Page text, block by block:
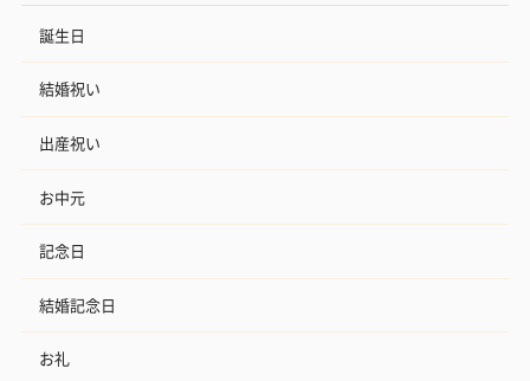
誕生日
結婚祝い
出産祝い
お中元
記念日
結婚記念日
お礼